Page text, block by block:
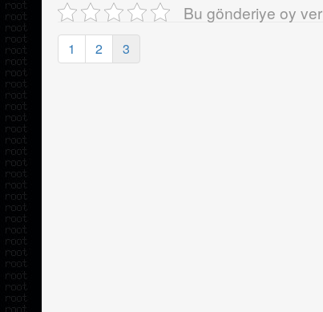
Bu gönderiye oy ver
1 2 3